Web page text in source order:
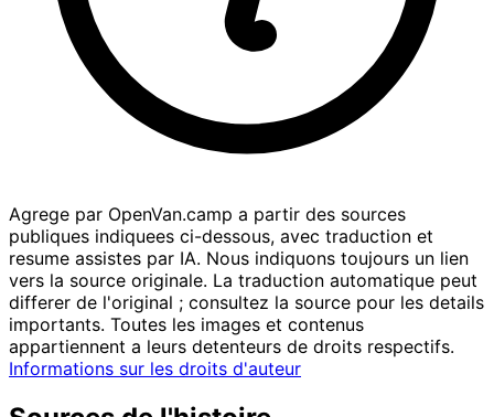
Agrege par OpenVan.camp a partir des sources
publiques indiquees ci-dessous, avec traduction et
resume assistes par IA. Nous indiquons toujours un lien
vers la source originale. La traduction automatique peut
differer de l'original ; consultez la source pour les details
importants. Toutes les images et contenus
appartiennent a leurs detenteurs de droits respectifs.
Informations sur les droits d'auteur